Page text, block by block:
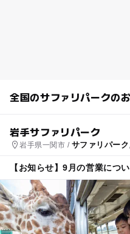
全国のサファリパークの
岩手サファリパーク
岩手県一関市 / サファリパーク
【お知らせ】9月の営業につ